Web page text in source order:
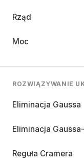
Rząd
Moc
ROZWIĄZYWANIE
Eliminacja Gaussa
Eliminacja
Reguła Cramera